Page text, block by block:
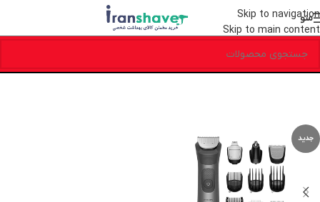
Skip to navigation
Skip to main content
منو
جدید